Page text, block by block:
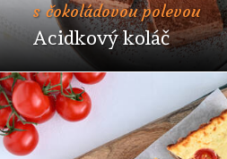
s čokoládovou polevou
Acidkový koláč